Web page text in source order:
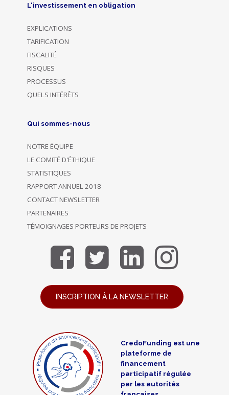
L'investissement en obligation
EXPLICATIONS
TARIFICATION
FISCALITÉ
RISQUES
PROCESSUS
QUELS INTÉRÊTS
Qui sommes-nous
NOTRE ÉQUIPE
LE COMITÉ D'ÉTHIQUE
STATISTIQUES
RAPPORT ANNUEL 2018
CONTACT NEWSLETTER
PARTENAIRES
TÉMOIGNAGES PORTEURS DE PROJETS
INSCRIPTION À LA NEWSLETTER
CredoFunding est une
plateforme de
financement
participatif régulée
par les autorités